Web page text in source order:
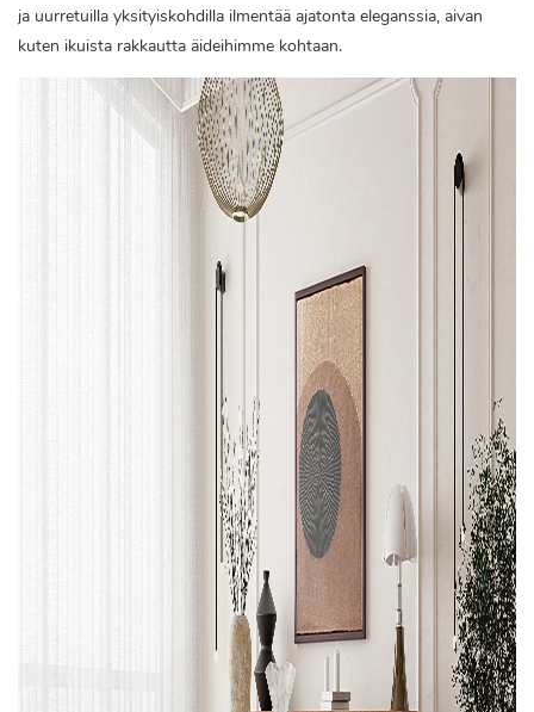
ja uurretuilla yksityiskohdilla ilmentää ajatonta eleganssia, aivan
kuten ikuista rakkautta äideihimme kohtaan.